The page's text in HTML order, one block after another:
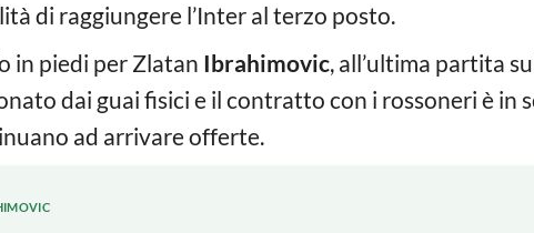
di raggiungere l’Inter al terzo posto.
in piedi per Zlatan Ibrahimovic, all’ultima partita
dai guai fisici e il contratto con i rossoneri è in
ad arrivare offerte.